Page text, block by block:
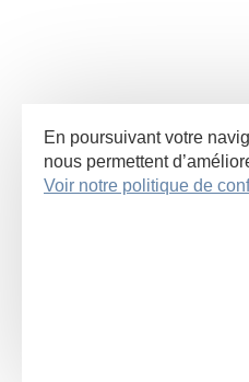
En poursuivant votre
nous permettent
Voir notre politique de